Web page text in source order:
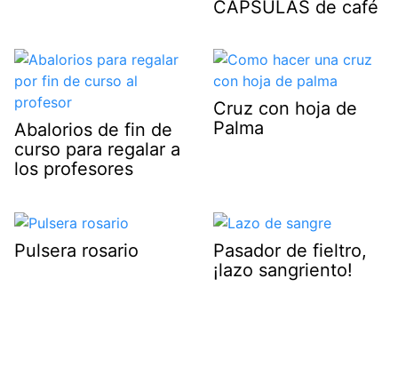
CÁPSULAS de café
Abalorios de fin de
curso para regalar a
los profesores
Cruz con hoja de
Palma
Pulsera rosario
Pasador de fieltro,
¡lazo sangriento!